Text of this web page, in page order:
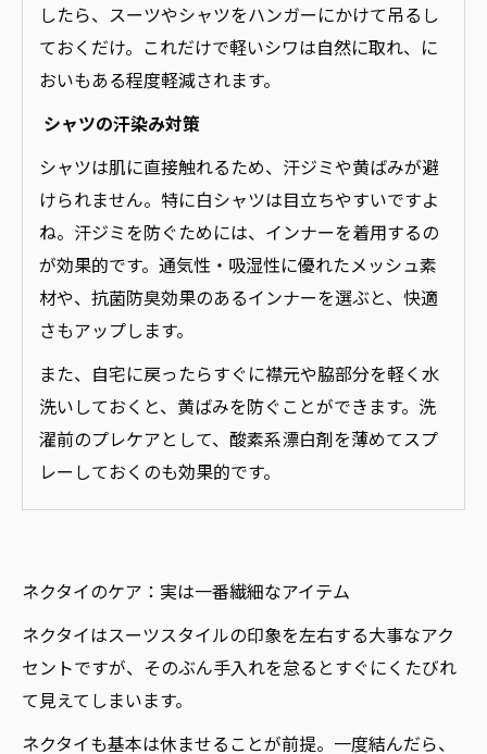
したら、スーツやシャツをハンガーにかけて吊るし
ておくだけ。これだけで軽いシワは自然に取れ、に
おいもある程度軽減されます。
シャツの汗染み対策
シャツは肌に直接触れるため、汗ジミや黄ばみが避
けられません。特に白シャツは目立ちやすいですよ
ね。汗ジミを防ぐためには、インナーを着用するの
が効果的です。通気性・吸湿性に優れたメッシュ素
材や、抗菌防臭効果のあるインナーを選ぶと、快適
さもアップします。
また、自宅に戻ったらすぐに襟元や脇部分を軽く水
洗いしておくと、黄ばみを防ぐことができます。洗
濯前のプレケアとして、酸素系漂白剤を薄めてスプ
レーしておくのも効果的です。
ネクタイのケア：実は一番繊細なアイテム
ネクタイはスーツスタイルの印象を左右する大事なアク
セントですが、そのぶん手入れを怠るとすぐにくたびれ
て見えてしまいます。
ネクタイも基本は休ませることが前提。一度結んだら、